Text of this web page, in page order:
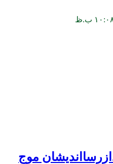
رسااندیشان موج